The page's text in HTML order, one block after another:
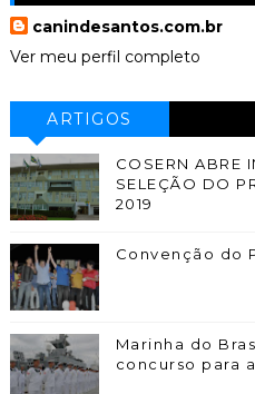
canindesantos.com.br
Ver meu perfil completo
ARTIGOS
COSERN ABRE
SELEÇÃO DO
2019
Convenção do
Marinha do
concurso para